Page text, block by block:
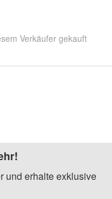
Verkäufer gekauft
und erhalte exklusive